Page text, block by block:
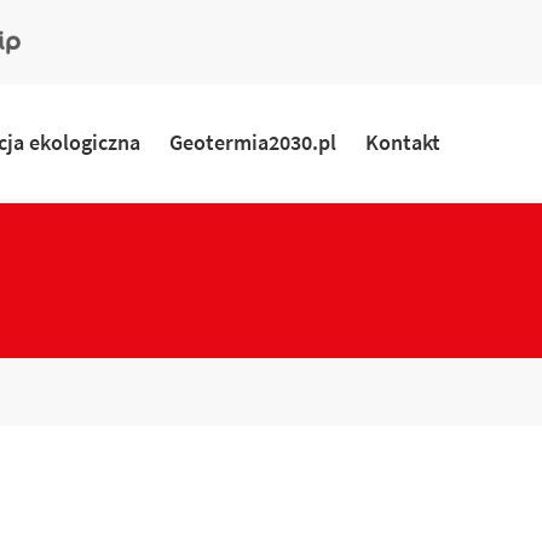
ekologiczna Geotermia2030.pl Kontakt